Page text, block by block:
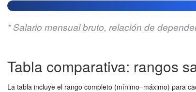
* Salario mensual bruto, relación de
Tabla comparativa: rangos
La tabla incluye el rango completo (mínimo–máximo) para